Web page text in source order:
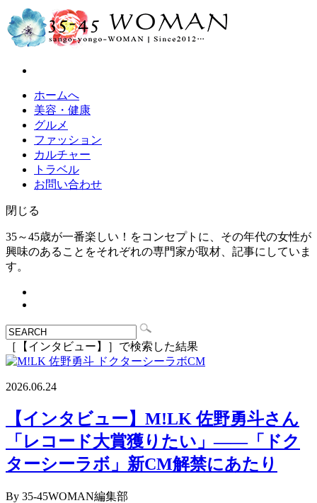
ホームへ
美容・健康
グルメ
ファッション
カルチャー
トラベル
お問い合わせ
閉じる
35～45歳が一番楽しい！をコンセプトに、その年代の女性が
興味のあることをそれぞれの専門家が取材、記事にしていま
す。
［【インタビュー】］で検索した結果
2026.06.24
【インタビュー】M!LK 佐野勇斗さん
「レコード大賞獲りたい」――「ドク
ターシーラボ」新CM解禁にあたり
By 35-45WOMAN編集部